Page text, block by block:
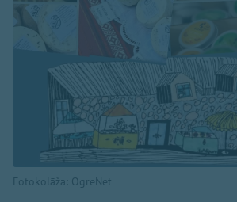
Fotokolāža: OgreNet